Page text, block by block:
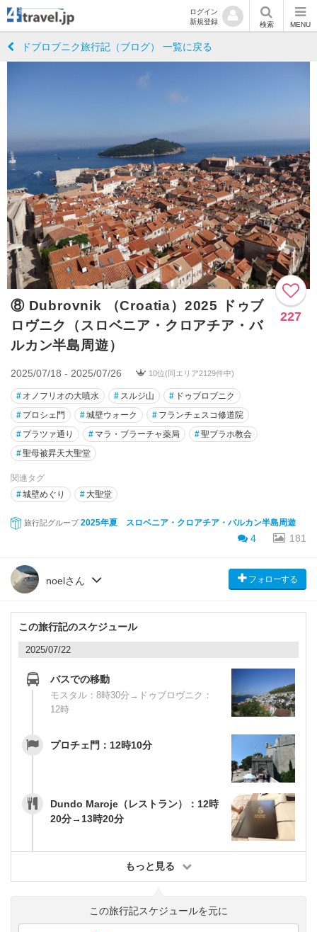
ログイン
新規登録
検索 MENU
ドブロブニク旅行記（ブログ） 一覧に戻る
⑧ Dubrovnik （Croatia）2025 ドゥブ
ロヴニク（スロベニア・クロアチア・バ
ルカン半島周遊）
227
2025/07/18 - 2025/07/26 10位(同エリア2129件中)
# オノフリオの大噴水 # スルジ山 # ドゥブロブニク
# プロシェ門 #城壁ウォーク # フランチェスコ修道院
# プラツァ通り # マラ・ブラーチャ薬局 #聖ブラホ教会
#聖母被昇天大聖堂
関連タグ
#城壁めぐり # 大聖堂
旅行記グループ 2025年夏 スロベニア・クロアチア・バルカン半島周遊
4 181
noelさん フォローする
この旅行記のスケジュール
2025/07/22
バスでの移動
モスタル：8時30分→ドゥブロヴニク：
12時
プロチェ門：12時10分
Dundo Maroje（レストラン）：12時
20分→13時20分
もっと見る
この旅行記スケジュールを元に